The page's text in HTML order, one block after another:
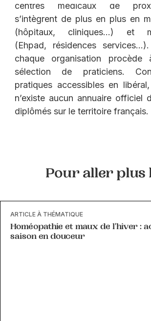
centres médicaux de
s’intègrent de plus en plus en
(hôpitaux, cliniques…) et
(Ehpad, résidences
chaque organisation
sélection de praticiens.
pratiques accessibles en
n’existe aucun annuaire officiel
diplômés sur le territoire français.
Pour aller plus
ARTICLE À THÉMATIQUE
Homéopathie et maux de l'hiver :
saison en douceur